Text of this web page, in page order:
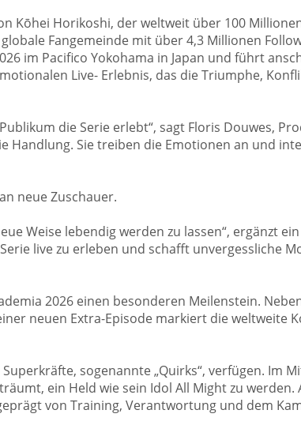
Kōhei Horikoshi, der weltweit über 100
Fangemeinde mit über 4,3 Millionen
im Pacifico Yokohama in Japan und führt
Live- Erlebnis, das die Triumphe,
die Serie erlebt“, sagt Floris Douwes,
Handlung. Sie treiben die Emotionen an und
neue Zuschauer.
Weise lebendig werden zu lassen“, ergänzt
live zu erleben und schafft unvergessliche
2026 einen besonderen Meilenstein.
neuen Extra-Episode markiert die weltweite
sogenannte „Quirks“, verfügen. Im
ein Held wie sein Idol All Might zu werden.
von Training, Verantwortung und dem